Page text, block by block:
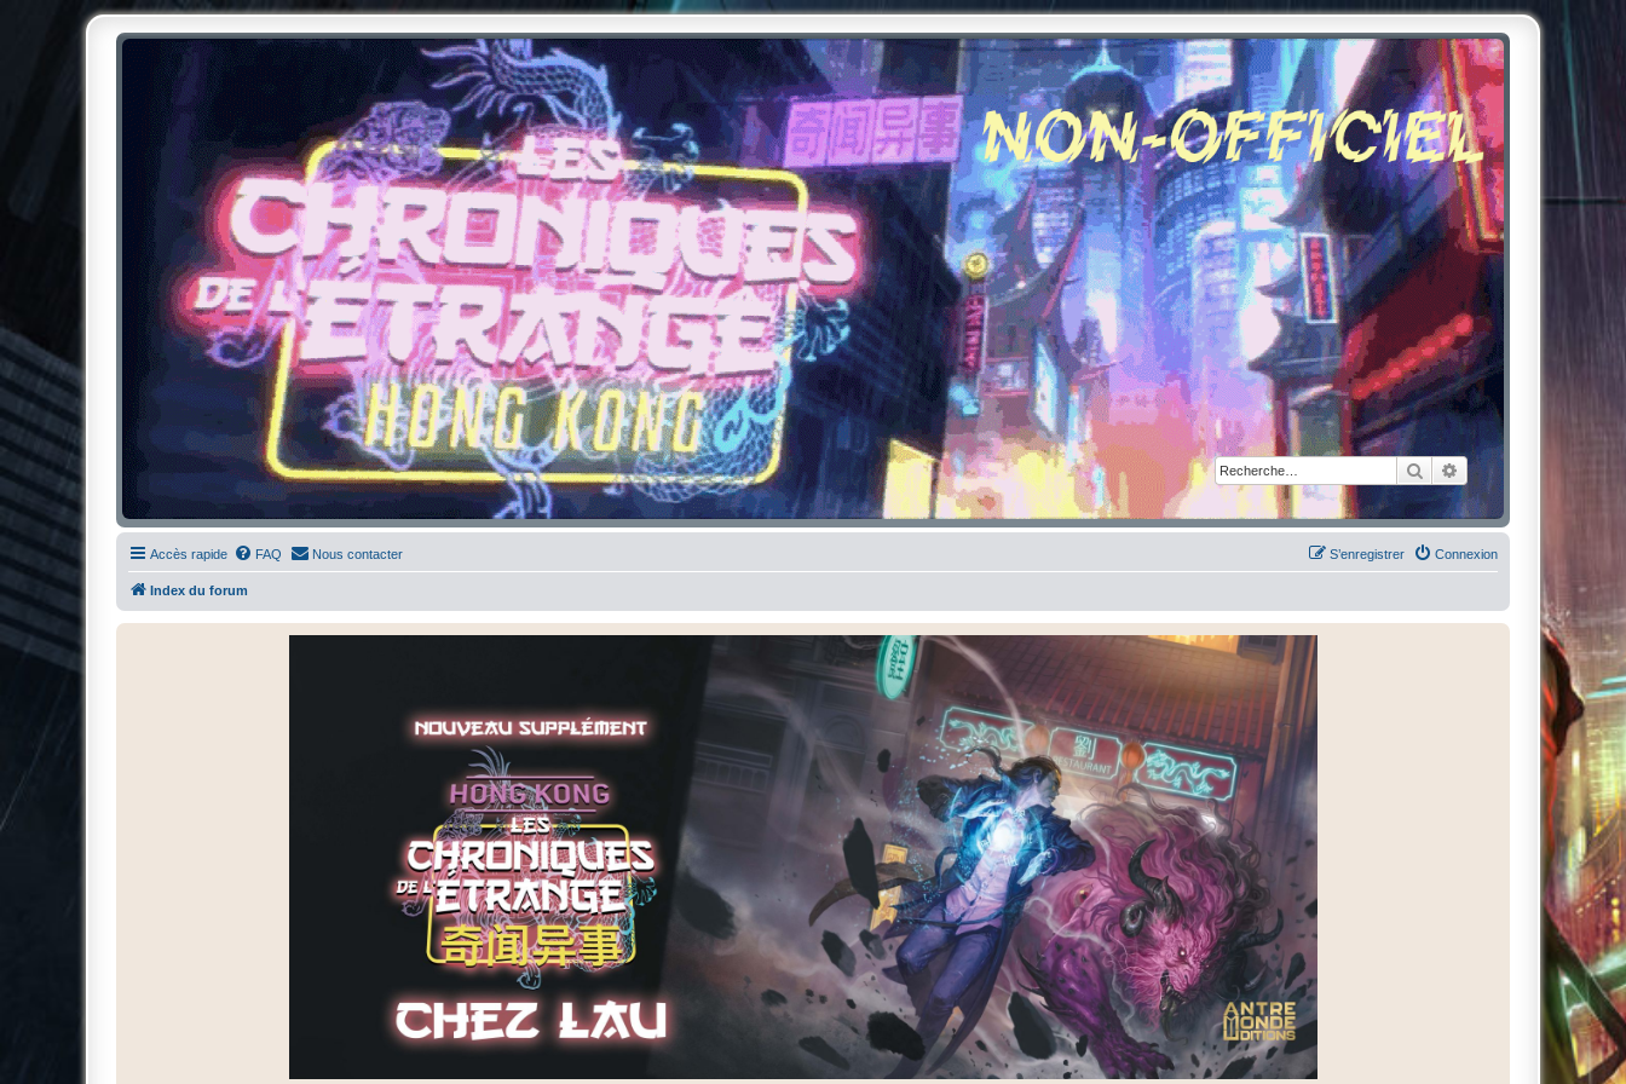
RechercherRecherche avancée
Chroniques de l'Étrange NO
Pour les amateurs des Chroniques de l'Étrange
Accès rapide FAQ Nous contacter Connexion
S’enregistrer
Index du forum